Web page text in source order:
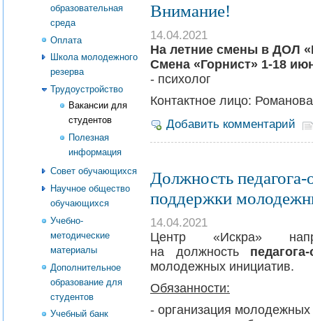
образовательная
среда
Оплата
Школа молодежного
резерва
Трудоустройство
Вакансии для
студентов
Полезная
информация
Совет обучающихся
Научное общество
обучающихся
Учебно-
методические
материалы
Дополнительное
образование для
студентов
Учебный банк
Внимание!
14.04.2021
На летние смены в ДОЛ
Смена «Горнист» 1-18
- психолог
Контактное лицо:
Добавить комментарий
Должность педагога-
поддержки
14.04.2021
Центр «Искра»
на должность
молодежных инициатив.
Обязанности:
- организация